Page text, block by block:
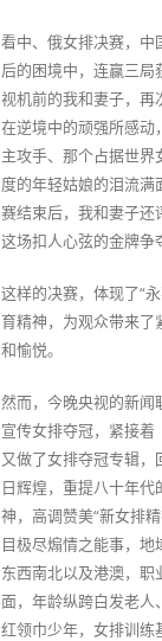
看中、俄女排决赛，中
后的困境中，连赢三局
视机前的我和妻子，再
在逆境中的顽强所感动
主攻手、那个占据世界
度的年轻姑娘的泪流满
赛结束后，我和妻子还
这场扣人心弦的金牌争
这样的决赛，体现了“
育精神，为观众带来了
和愉悦。
然而，今晚央视的新闻
宣传女排夺冠，紧接着
又做了女排夺冠专辑，
日辉煌，重提八十年代
神，高调赞美“新女排
目极尽煽情之能事，地
东西南北以及港澳，职
面，年龄纵跨白发老人
红领巾少年，女排训练